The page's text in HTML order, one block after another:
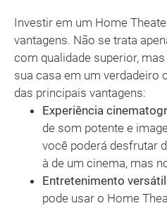
Investir em um Home
vantagens. Não se trata
com qualidade superior,
sua casa em um verdadeiro
das principais vantagens:
Experiência
de som potente e
você poderá desfrutar
à de um cinema, mas
Entretenimento
pode usar o Home